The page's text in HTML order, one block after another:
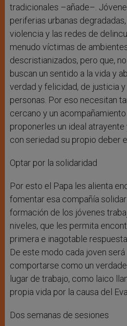
tradicionales –añade–.
periferias urbanas
violencia y las redes de
menudo víctimas de
descristianizados, pero que,
buscan un sentido a la vida y
verdad y felicidad, de justicia
personas. Por eso necesitan
cercano y un
proponerles un ideal
con seriedad su propio deber
Optar por la solidaridad
Por esto el Papa les alienta
fomentar esa compañía
formación de los jóvenes
niveles, que les permita
primera e inagotable
De este modo cada joven
comportarse como un
lugar de trabajo, como laico
propia vida por la causa del
Dos semanas de sesiones